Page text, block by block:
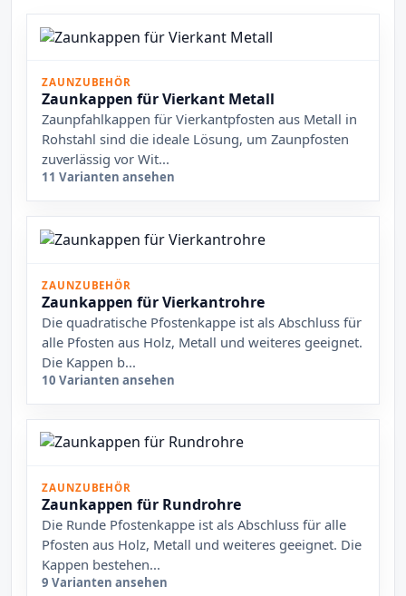
ZAUNZUBEHÖR
Zaunkappen für Vierkant Metall
Zaunpfahlkappen für Vierkantpfosten aus Metall in
Rohstahl sind die ideale Lösung, um Zaunpfosten
zuverlässig vor Wit...
11 Varianten ansehen
ZAUNZUBEHÖR
Zaunkappen für Vierkantrohre
Die quadratische Pfostenkappe ist als Abschluss für
alle Pfosten aus Holz, Metall und weiteres geeignet.
Die Kappen b...
10 Varianten ansehen
ZAUNZUBEHÖR
Zaunkappen für Rundrohre
Die Runde Pfostenkappe ist als Abschluss für alle
Pfosten aus Holz, Metall und weiteres geeignet. Die
Kappen bestehen...
9 Varianten ansehen